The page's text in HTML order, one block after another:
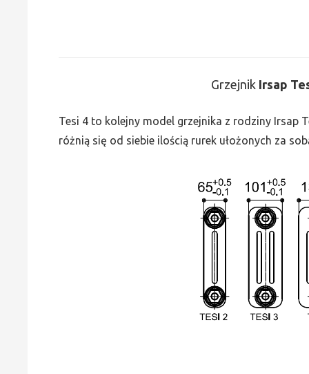
Grzejnik Irsap
Tesi 4 to kolejny model grzejnika z rodziny Irsap
różnią się od siebie ilością rurek ułożonych za